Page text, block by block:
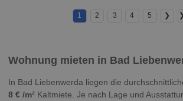
1 2 3 4 5 ❯
Wohnung mieten in Bad
In Bad Liebenwerda liegen die
8 € /m² Kaltmiete. Je nach Lage und